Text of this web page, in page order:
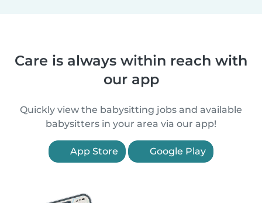
Care is always within reach with
our app
Quickly view the babysitting jobs and available
babysitters in your area via our app!
App Store Google Play